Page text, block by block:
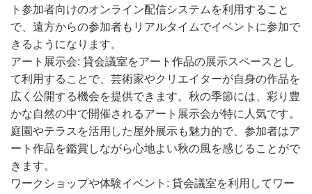
ト参加者向けのオンライン配信システムを利用すること
で、遠方からの参加者もリアルタイムでイベントに参加で
きるようになります。
アート展示会: 貸会議室をアート作品の展示スペースとし
て利用することで、芸術家やクリエイターが自身の作品を
広く公開する機会を提供できます。秋の季節には、彩り豊
かな自然の中で開催されるアート展示会が特に人気です。
庭園やテラスを活用した屋外展示も魅力的で、参加者はア
ート作品を鑑賞しながら心地よい秋の風を感じることがで
きます。
ワークショップや体験イベント: 貸会議室を利用してワー